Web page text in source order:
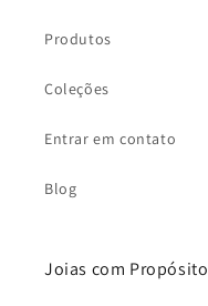
Produtos
Coleções
Entrar em contato
Blog
Joias com Propósito